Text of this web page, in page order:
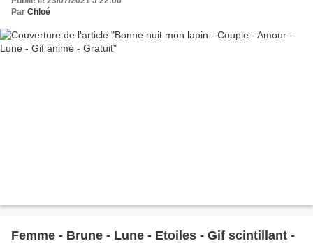
Par Chloé
Femme - Brune - Lune - Etoiles - Gif scintillant -